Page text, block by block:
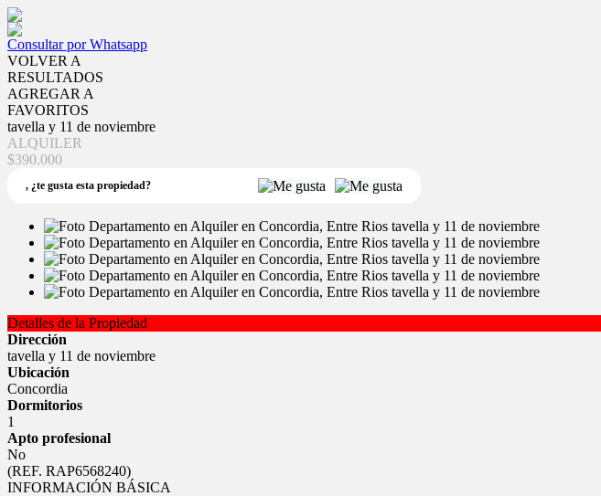
Consultar por Whatsapp
VOLVER A
RESULTADOS
AGREGAR A
FAVORITOS
tavella y 11 de noviembre
ALQUILER
$390.000
, ¿te gusta esta propiedad?
Detalles de la Propiedad
Dirección
tavella y 11 de noviembre
Ubicación
Concordia
Dormitorios
1
Apto profesional
No
(REF. RAP6568240)
INFORMACIÓN BÁSICA